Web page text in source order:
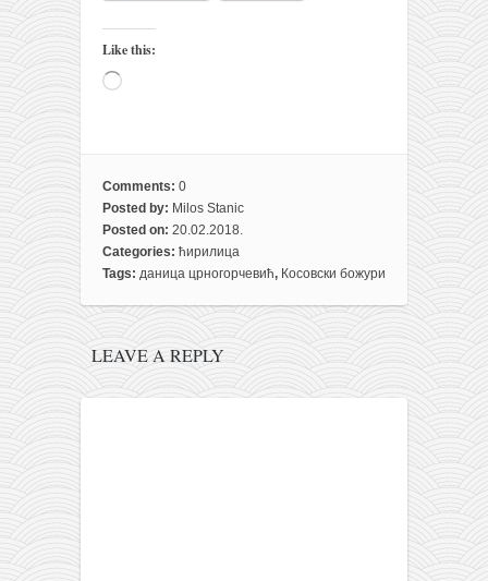
кушанку
пасаи
темашивари
кобудо
бо
тонфа
саи
тимбеи рочин
тсунами дојо
програм
бесплатна е-књига
Like this:
Loading…
Comments: 0
Posted by: Milos Stanic
Posted on: 20.02.2018.
Categories: ћирилица
Tags: даница црногорчевић, Косовски божури
LEAVE A REPLY